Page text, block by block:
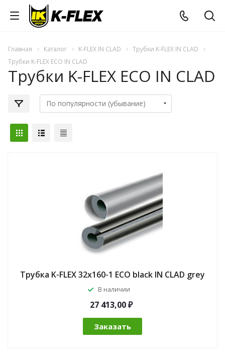
Главная Каталог K-FLEX IN CLAD
Трубки K-FLEX IN CLAD
Трубки K-FLEX ECO IN CLAD
Трубки K-FLEX ECO IN CLAD
Трубка K-FLEX 32x160-1 ECO black IN CLAD grey
В наличии
27 413,00 ₽
Заказать